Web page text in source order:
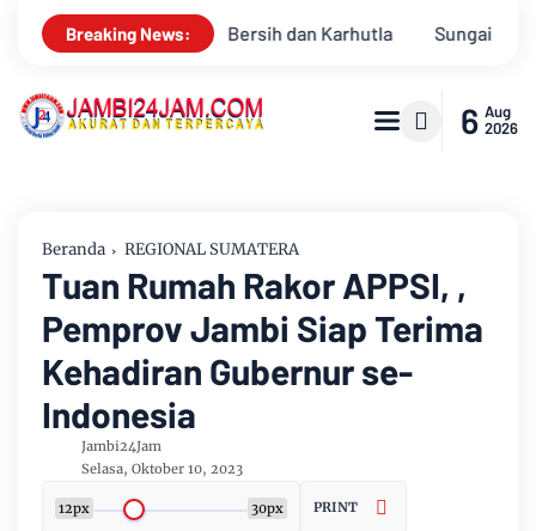
Breaking News:
Sungai Batanghari Surut Akibat Kemarau, Pasokan Air
6 Aug
2026
Beranda REGIONAL SUMATERA
Tuan Rumah Rakor APPSI, ,
Pemprov Jambi Siap Terima
Kehadiran Gubernur se-
Indonesia
Jambi24Jam
Selasa, Oktober 10, 2023
12px 30px PRINT